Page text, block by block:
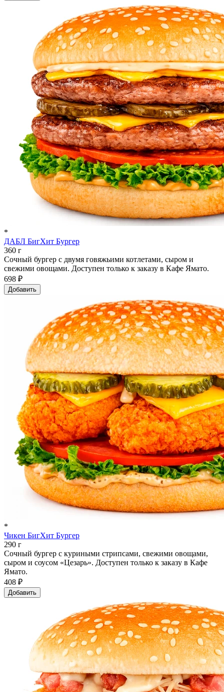
*
ДАБЛ БигХит Бургер
360 г
Сочный бургер с двумя говяжьими котлетами, сыром и
свежими овощами. Доступен только к заказу в Кафе Ямато.
698 ₽
Добавить
*
Чикен БигХит Бургер
290 г
Сочный бургер с куриными стрипсами, свежими овощами,
сыром и соусом «Цезарь». Доступен только к заказу в Кафе
Ямато.
408 ₽
Добавить